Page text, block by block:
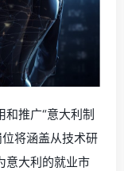
推广“意大利制
将涵盖从技术研
意大利的就业市